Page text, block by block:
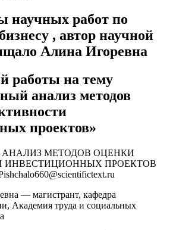
научных работ по
, автор научной
Алина Игоревна
работы на тему
анализ методов
проектов»
МЕТОДОВ ОЦЕНКИ
ИНВЕСТИЦИОННЫХ ПРОЕКТОВ
— магистрант, кафедра
Академия труда и социальных